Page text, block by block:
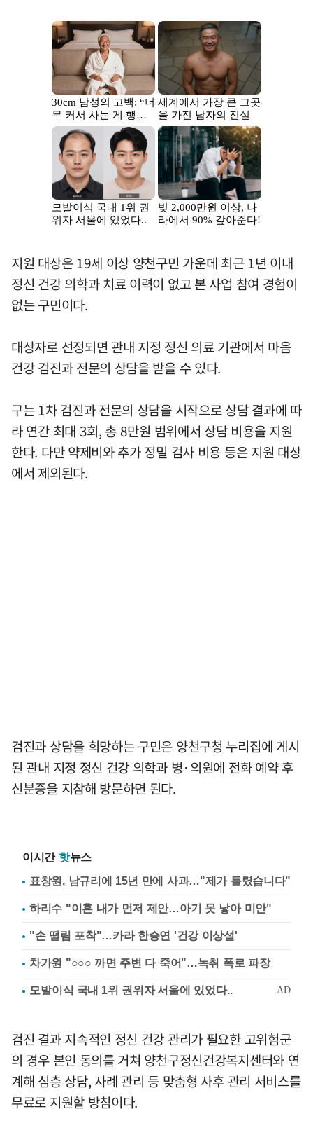
지원 대상은 19세 이상 양천구민 가운데 최근 1년 이내
정신 건강 의학과 치료 이력이 없고 본 사업 참여 경험이
없는 구민이다.
대상자로 선정되면 관내 지정 정신 의료 기관에서 마음
건강 검진과 전문의 상담을 받을 수 있다.
구는 1차 검진과 전문의 상담을 시작으로 상담 결과에 따
라 연간 최대 3회, 총 8만원 범위에서 상담 비용을 지원
한다. 다만 약제비와 추가 정밀 검사 비용 등은 지원 대상
에서 제외된다.
검진과 상담을 희망하는 구민은 양천구청 누리집에 게시
된 관내 지정 정신 건강 의학과 병·의원에 전화 예약 후
신분증을 지참해 방문하면 된다.
이시간 핫뉴스
표창원, 남규리에 15년 만에 사과…"제가 틀렸습니다"
하리수 "이혼 내가 먼저 제안…아기 못 낳아 미안"
"손 떨림 포착"…카라 한승연 '건강 이상설'
차가원 "○○○ 까면 주변 다 죽어"…녹취 폭로 파장
검진 결과 지속적인 정신 건강 관리가 필요한 고위험군
의 경우 본인 동의를 거쳐 양천구정신건강복지센터와 연
계해 심층 상담, 사례 관리 등 맞춤형 사후 관리 서비스를
무료로 지원할 방침이다.